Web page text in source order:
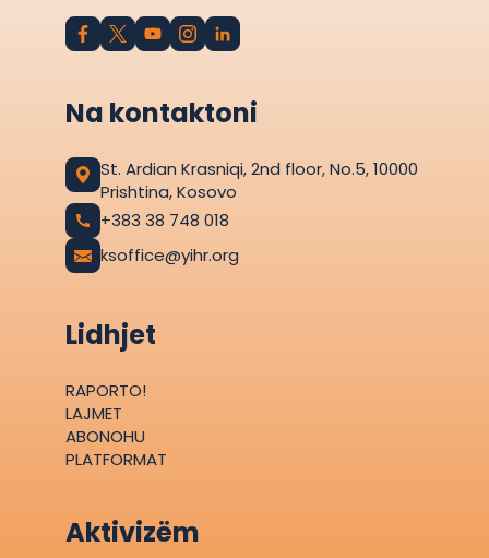
Na kontaktoni
St. Ardian Krasniqi, 2nd floor, No.5, 10000
Prishtina, Kosovo
+383 38 748 018
ksoffice@yihr.org
Lidhjet
RAPORTO!
LAJMET
ABONOHU
PLATFORMAT
Aktivizëm